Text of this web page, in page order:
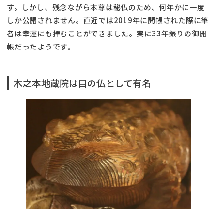
す。しかし、残念ながら本尊は秘仏のため、何年かに一度
しか公開されません。直近では2019年に開帳された際に筆
者は幸運にも拝むことができました。実に33年振りの御開
帳だったようです。
木之本地蔵院は目の仏として有名